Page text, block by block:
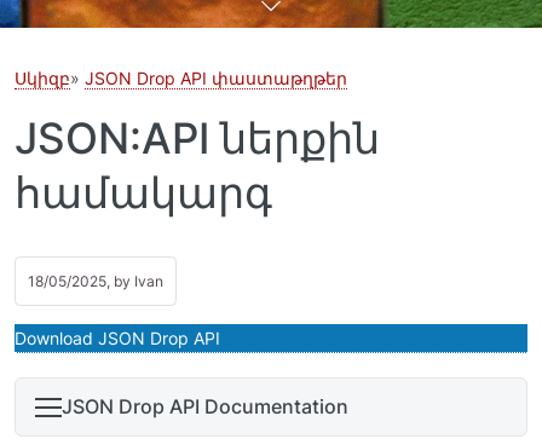
Սկիզբ JSON Drop API փաստաթղթեր
JSON:API ներքին
համակարգ
18/05/2025, by Ivan
Download JSON Drop API
JSON Drop API Documentation